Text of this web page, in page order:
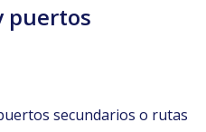
puertos
secundarios o rutas